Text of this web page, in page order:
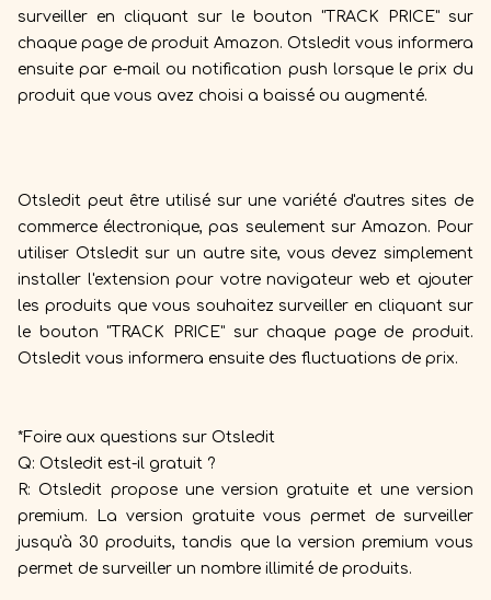
surveiller en cliquant sur le bouton "TRACK PRICE" sur
chaque page de produit Amazon. Otsledit vous informera
ensuite par e-mail ou notification push lorsque le prix du
produit que vous avez choisi a baissé ou augmenté.
Otsledit peut être utilisé sur une variété d'autres sites de
commerce électronique, pas seulement sur Amazon. Pour
utiliser Otsledit sur un autre site, vous devez simplement
installer l'extension pour votre navigateur web et ajouter
les produits que vous souhaitez surveiller en cliquant sur
le bouton "TRACK PRICE" sur chaque page de produit.
Otsledit vous informera ensuite des fluctuations de prix.
*Foire aux questions sur Otsledit
Q: Otsledit est-il gratuit ?
R: Otsledit propose une version gratuite et une version
premium. La version gratuite vous permet de surveiller
jusqu'à 30 produits, tandis que la version premium vous
permet de surveiller un nombre illimité de produits.